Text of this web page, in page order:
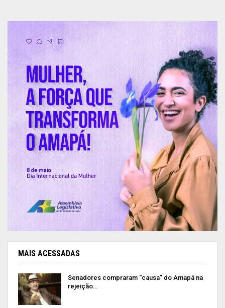
MAIS ACESSADAS
Senadores compraram “causa” do Amapá na
rejeição…